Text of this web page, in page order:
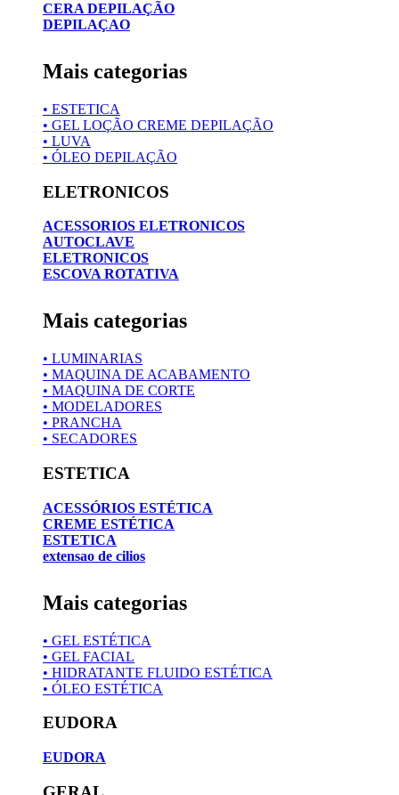
CERA DEPILAÇÃO
DEPILAÇAO
Mais categorias
• ESTETICA
• GEL LOÇÃO CREME DEPILAÇÃO
• LUVA
• ÓLEO DEPILAÇÃO
ELETRONICOS
ACESSORIOS ELETRONICOS
AUTOCLAVE
ELETRONICOS
ESCOVA ROTATIVA
Mais categorias
• LUMINARIAS
• MAQUINA DE ACABAMENTO
• MAQUINA DE CORTE
• MODELADORES
• PRANCHA
• SECADORES
ESTETICA
ACESSÓRIOS ESTÉTICA
CREME ESTÉTICA
ESTETICA
extensao de cilios
Mais categorias
• GEL ESTÉTICA
• GEL FACIAL
• HIDRATANTE FLUIDO ESTÉTICA
• ÓLEO ESTÉTICA
EUDORA
EUDORA